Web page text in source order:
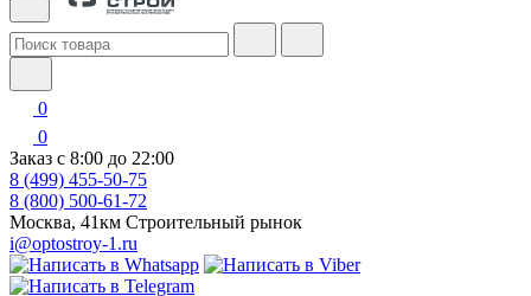
0
0
Заказ с 8:00 до 22:00
8 (499) 455-50-75
8 (800) 500-61-72
Москва, 41км Строительный рынок
i@optostroy-1.ru